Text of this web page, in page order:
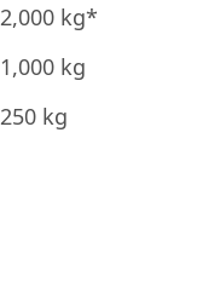
2,000 kg*
1,000 kg
250 kg